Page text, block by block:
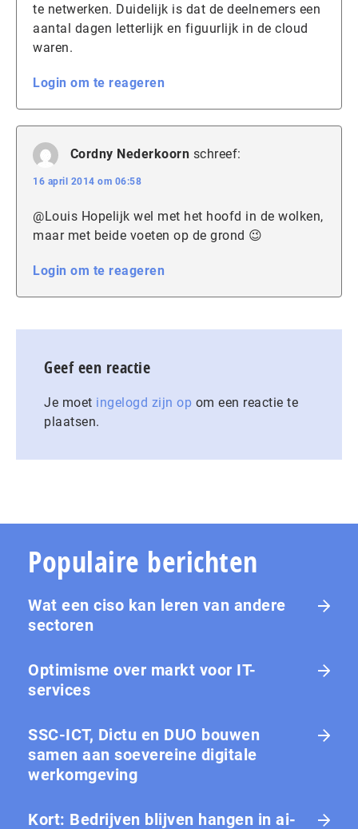
te netwerken. Duidelijk is dat de deelnemers een
aantal dagen letterlijk en figuurlijk in de cloud
waren.
Login om te reageren
Cordny Nederkoorn schreef:
16 april 2014 om 06:58
@Louis Hopelijk wel met het hoofd in de wolken,
maar met beide voeten op de grond 😉
Login om te reageren
Geef een reactie
Je moet ingelogd zijn op om een reactie te
plaatsen.
Populaire berichten
Wat een ciso kan leren van andere
sectoren
Optimisme over markt voor IT-
services
SSC-ICT, Dictu en DUO bouwen
samen aan soevereine digitale
werkomgeving
Kort: Bedrijven blijven hangen in ai-